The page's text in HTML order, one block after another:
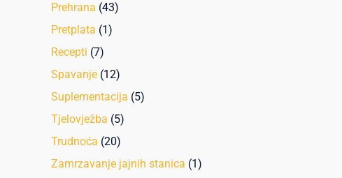
Prehrana (43)
Pretplata (1)
Recepti (7)
Spavanje (12)
Suplementacija (5)
Tjelovježba (5)
Trudnoća (20)
Zamrzavanje jajnih stanica (1)